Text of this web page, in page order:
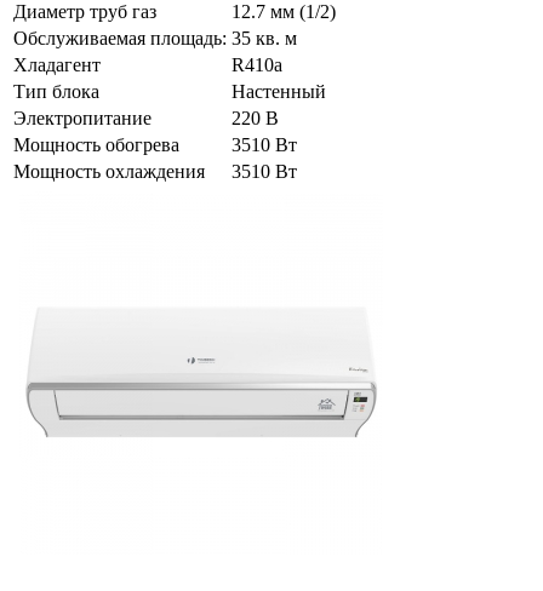
Диаметр труб газ
12.7 мм (1/2)
Обслуживаемая площадь: 35 кв. м
Хладагент
R410a
Тип блока
Настенный
Электропитание
220 В
Мощность обогрева
3510 Вт
Мощность охлаждения
3510 Вт